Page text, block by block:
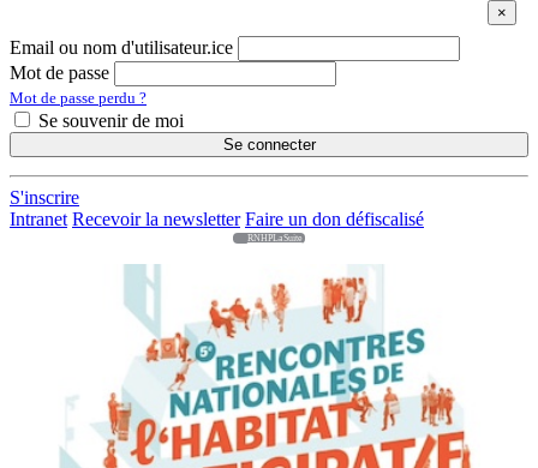
Email ou nom d'utilisateur.ice
Mot de passe
Mot de passe perdu ?
Se souvenir de moi
Se connecter
S'inscrire
Intranet Recevoir la newsletter Faire un don défiscalisé
RNHPLaSuite